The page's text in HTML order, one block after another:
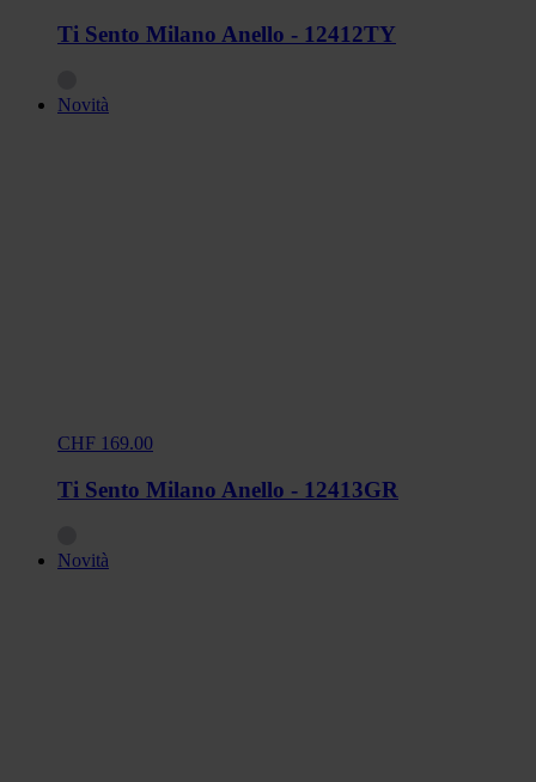
Ti Sento Milano Anello - 12412TY
Novità
CHF 169.00
Ti Sento Milano Anello - 12413GR
Novità